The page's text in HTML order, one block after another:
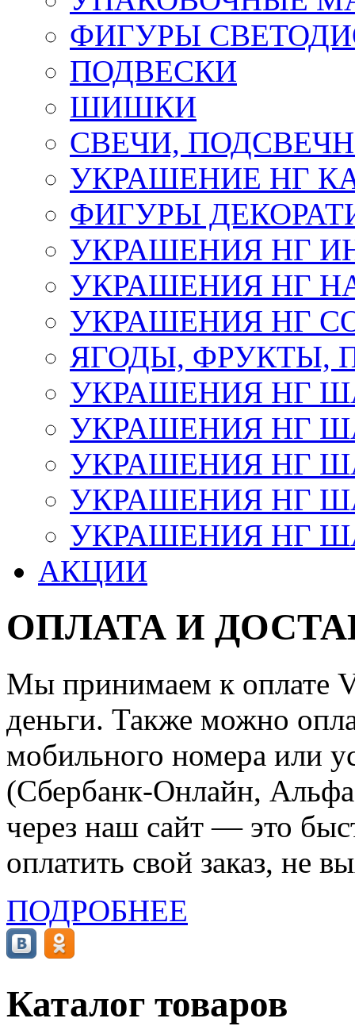
ФИГУРЫ
ПОДВЕСКИ
ШИШКИ
СВЕЧИ,
УКРАШЕНИЕ НГ
ФИГУРЫ
УКРАШЕНИЯ НГ
УКРАШЕНИЯ НГ
УКРАШЕНИЯ НГ
ЯГОДЫ, ФРУКТЫ,
УКРАШЕНИЯ НГ
УКРАШЕНИЯ НГ
УКРАШЕНИЯ НГ
УКРАШЕНИЯ НГ
УКРАШЕНИЯ НГ
АКЦИИ
ОПЛАТА И
Мы принимаем к оплате
деньги. Также можно
мобильного номера или
(Сбербанк-Онлайн,
через наш сайт — это
оплатить свой заказ, не
ПОДРОБНЕЕ
Каталог товаров